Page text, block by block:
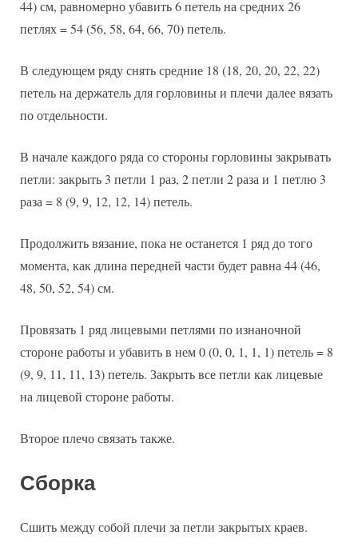
44) см, равномерно убавить 6 петель на средних 26
петлях = 54 (56, 58, 64, 66, 70) петель.
В следующем ряду снять средние 18 (18, 20, 20, 22, 22)
петель на держатель для горловины и плечи далее вязать
по отдельности.
В начале каждого ряда со стороны горловины закрывать
петли: закрыть 3 петли 1 раз, 2 петли 2 раза и 1 петлю 3
раза = 8 (9, 9, 12, 12, 14) петель.
Продолжить вязание, пока не останется 1 ряд до того
момента, как длина передней части будет равна 44 (46,
48, 50, 52, 54) см.
Провязать 1 ряд лицевыми петлями по изнаночной
стороне работы и убавить в нем 0 (0, 0, 1, 1, 1) петель = 8
(9, 9, 11, 11, 13) петель. Закрыть все петли как лицевые
на лицевой стороне работы.
Второе плечо связать также.
Сборка
Сшить между собой плечи за петли закрытых краев.